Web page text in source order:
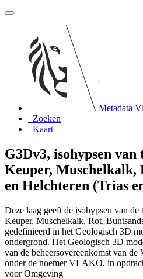
Metadata
Zoeken
Kaart
G3Dv3, isohypsen van
Keuper, Muschelkalk,
en Helchteren (Trias
Deze laag geeft de isohypsen van de
Keuper, Muschelkalk, Rot,
gedefinieerd in het Geologisch 3D
ondergrond. Het Geologisch 3D
van de beheersovereenkomst van
onder de noemer VLAKO, in
voor Omgeving